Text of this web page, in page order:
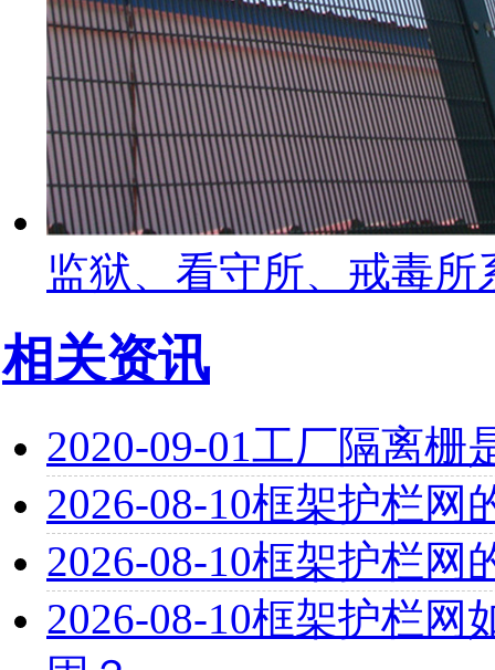
监狱、看守所、戒毒所
相关资讯
2020-09-01工厂隔离栅
2026-08-10框架护栏网
2026-08-10框架护栏网
2026-08-10框架护栏网